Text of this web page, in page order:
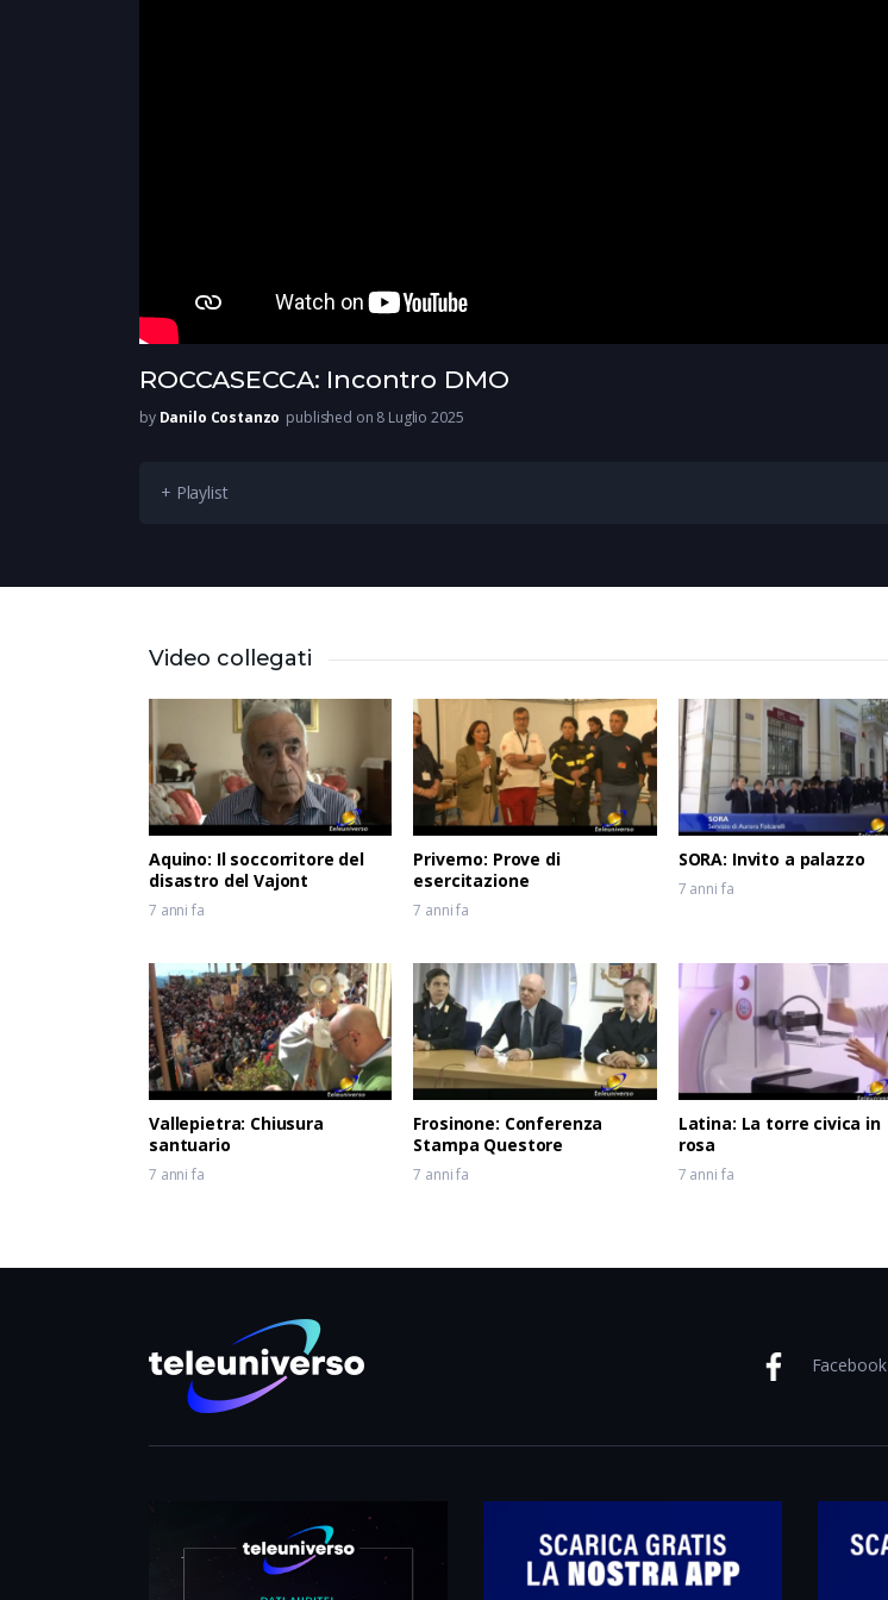
ROCCASECCA: Incontro DMO
by Danilo Costanzo published on 8 Luglio 2025
+ Playlist
Video collegati
Aquino: Il soccorritore del
disastro del Vajont
7 anni fa
Priverno: Prove di
esercitazione
7 anni fa
SORA: Invito a palazzo
7 anni fa
Vallepietra: Chiusura
santuario
7 anni fa
Frosinone: Conferenza
Stampa Questore
7 anni fa
Latina: La torre civica in
rosa
7 anni fa
Facebook